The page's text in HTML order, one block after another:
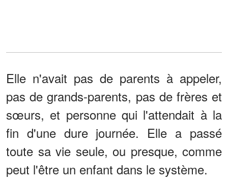
Elle n'avait pas de parents à appeler,
pas de grands-parents, pas de frères et
sœurs, et personne qui l'attendait à la
fin d'une dure journée. Elle a passé
toute sa vie seule, ou presque, comme
peut l'être un enfant dans le système.